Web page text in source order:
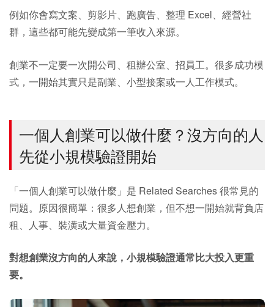
例如你會寫文案、剪影片、跑廣告、整理 Excel、經營社
群，這些都可能先變成第一筆收入來源。
創業不一定要一次開公司、租辦公室、招員工。很多成功模
式，一開始其實只是副業、小型接案或一人工作模式。
一個人創業可以做什麼？沒方向的人
先從小規模驗證開始
「一個人創業可以做什麼」是 Related Searches 很常見的
問題。原因很簡單：很多人想創業，但不想一開始就背負店
租、人事、裝潢或大量資金壓力。
對想創業沒方向的人來說，小規模驗證通常比大投入更重
要。